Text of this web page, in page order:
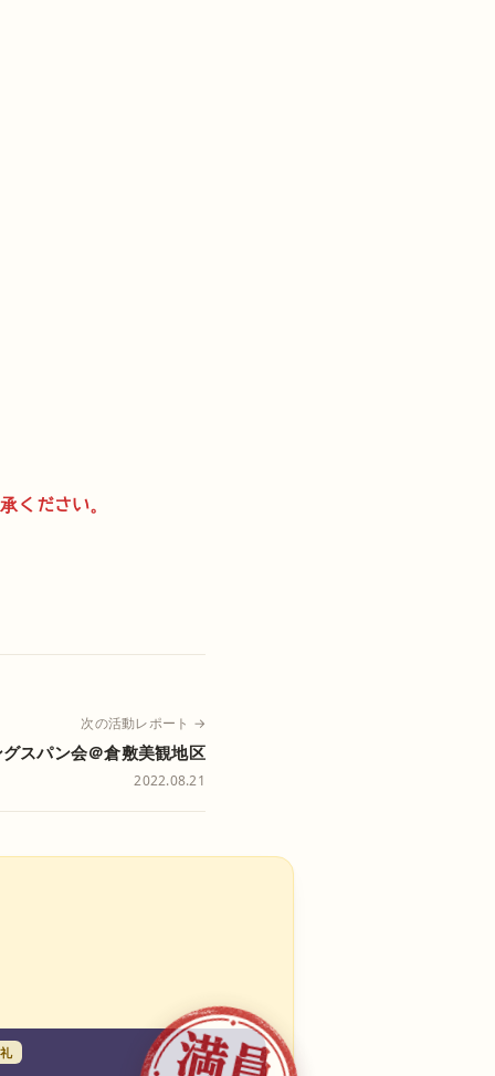
ください。
次の活動レポート →
スパン会＠倉敷美観地区
2022.08.21